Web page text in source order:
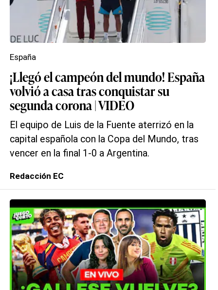
¡Llegó el campeón del mundo! España
volvió a casa tras conquistar su
segunda corona | VIDEO
El equipo de Luis de la Fuente aterrizó en la
capital española con la Copa del Mundo, tras
vencer en la final 1-0 a Argentina.
España
Redacción EC